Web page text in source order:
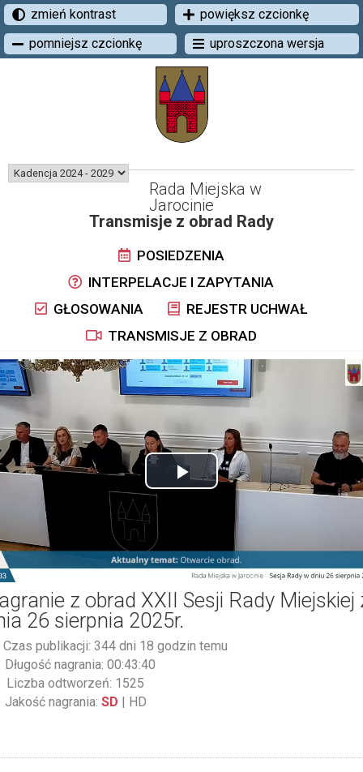
zmień kontrast
powiększ czcionkę
pomniejsz czcionkę
uproszczona wersja
Rada Miejska w
Jarocinie
Transmisje z obrad Rady
POSIEDZENIA
INTERPELACJE I ZAPYTANIA
GŁOSOWANIA
REJESTR UCHWAŁ
TRANSMISJE Z OBRAD
Play
Video
z obrad XXII Sesji Rady Miejskiej
26 sierpnia 2025r.
Czas publikacji: 344 dni 18 godzin temu
Długość nagrania: 00:43:40
Liczba odtworzeń: 1525
Jakość nagrania: SD | HD